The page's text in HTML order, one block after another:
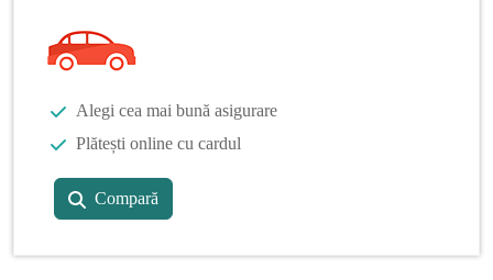
Alegi cea mai bună asigurare
Plătești online cu cardul
Compară